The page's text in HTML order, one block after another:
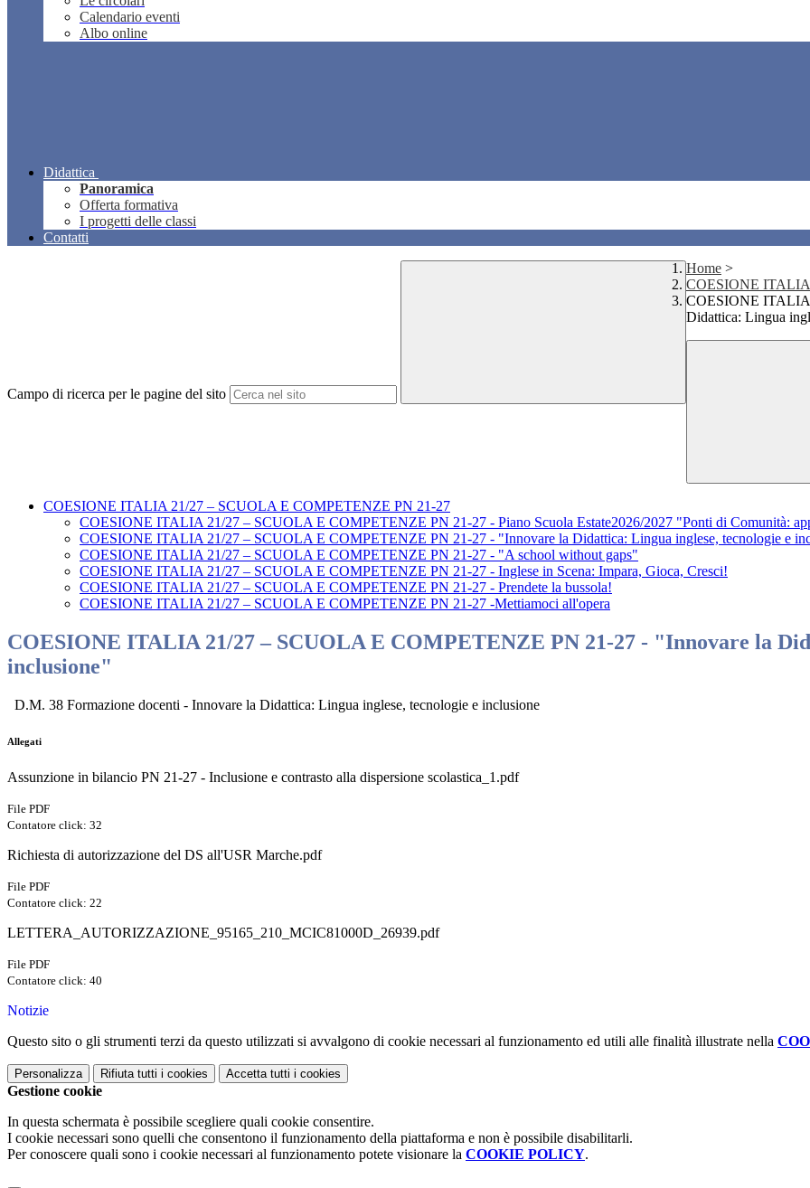
Calendario eventi
Albo online
Didattica
Panoramica
Offerta formativa
I progetti delle classi
Contatti
Campo di ricerca per le pagine del sito
Home >
COESIONE
COESIONE
Didattica: Lingua
COESIONE ITALIA 21/27 – SCUOLA E COMPETENZE PN 21-27
COESIONE ITALIA 21/27 – SCUOLA E COMPETENZE PN 21-27 - Piano Scuola Estate2026/2027 "Ponti di Comunità:
COESIONE ITALIA 21/27 – SCUOLA E COMPETENZE PN 21-27 - "Innovare la Didattica: Lingua inglese, tecnologie e
COESIONE ITALIA 21/27 – SCUOLA E COMPETENZE PN 21-27 - "A school without gaps"
COESIONE ITALIA 21/27 – SCUOLA E COMPETENZE PN 21-27 - Inglese in Scena: Impara, Gioca, Cresci!
COESIONE ITALIA 21/27 – SCUOLA E COMPETENZE PN 21-27 - Prendete la bussola!
COESIONE ITALIA 21/27 – SCUOLA E COMPETENZE PN 21-27 -Mettiamoci all'opera
COESIONE ITALIA 21/27 – SCUOLA E COMPETENZE PN 21-27 - "Innovare la
inclusione"
D.M. 38 Formazione docenti - Innovare la Didattica: Lingua inglese, tecnologie e inclusione
Allegati
Assunzione in bilancio PN 21-27 - Inclusione e contrasto alla dispersione scolastica_1.pdf
File PDF
Contatore click: 32
Richiesta di autorizzazione del DS all'USR Marche.pdf
File PDF
Contatore click: 22
LETTERA_AUTORIZZAZIONE_95165_210_MCIC81000D_26939.pdf
File PDF
Contatore click: 40
Notizie
Questo sito o gli strumenti terzi da questo utilizzati si avvalgono di cookie necessari al funzionamento ed utili alle finalità illustrate nella
Personalizza Rifiuta tutti i cookies Accetta tutti i cookies
Gestione cookie
In questa schermata è possibile scegliere quali cookie consentire.
I cookie necessari sono quelli che consentono il funzionamento della piattaforma e non è possibile disabilitarli.
Per conoscere quali sono i cookie necessari al funzionamento potete visionare la COOKIE POLICY.